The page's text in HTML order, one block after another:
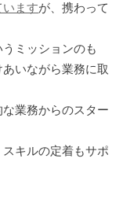
ますが、携わって
ミッションのも
いながら業務に取
業務からのスター
キルの定着もサポ